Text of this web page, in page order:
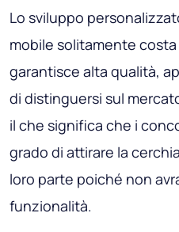
Lo sviluppo
mobile solitamente
garantisce alta qualità,
di distinguersi sul
il che significa che i
grado di attirare la
loro parte poiché non
funzionalità.